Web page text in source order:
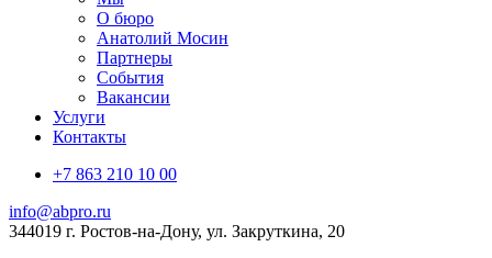
О бюро
Анатолий Мосин
Партнеры
События
Вакансии
Услуги
Контакты
+7 863 210 10 00
info@abpro.ru
344019 г. Ростов-на-Дону, ул. Закруткина, 20